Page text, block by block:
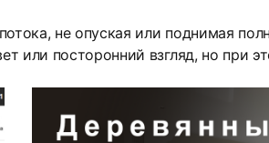
не опуская или поднимая
или посторонний взгляд, но при